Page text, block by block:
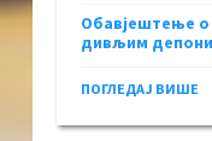
Обавјештење
дивљим
ПОГЛЕДАЈ ВИШЕ